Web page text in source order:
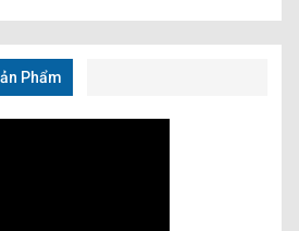
Phẩm